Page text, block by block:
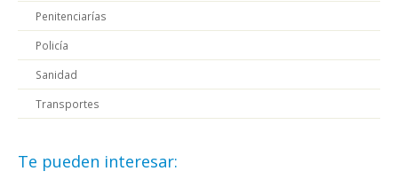
Penitenciarías
Policía
Sanidad
Transportes
Te pueden interesar: